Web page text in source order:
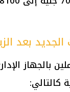
بعد
بالجهاز
كالتالي: